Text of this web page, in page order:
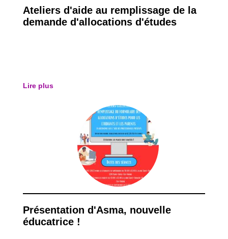
Ateliers d'aide au remplissage de la
demande d'allocations d'études
Lire plus
Présentation d'Asma, nouvelle
éducatrice !